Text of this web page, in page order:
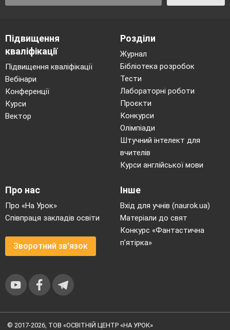
Підвищення
кваліфікації
Підвищення кваліфікації
Вебінари
Конференції
Курси
Вектор
Розділи
Журнал
Бібліотека розробок
Тести
Лабораторні роботи
Проєкти
Конкурси
Олімпіади
Штучний інтелект для
вчителів
Курси англійської мови
Про нас
Про «На Урок»
Співпраця закладів освіти
Зворотний зв'язок
Інше
Вхід для учнів (naurok.ua)
Матеріали до свят
Конкурс «Фантастична
п’ятірка»
© 2017-2026, ТОВ «ОСВІТНІЙ ЦЕНТР «НА УРОК»